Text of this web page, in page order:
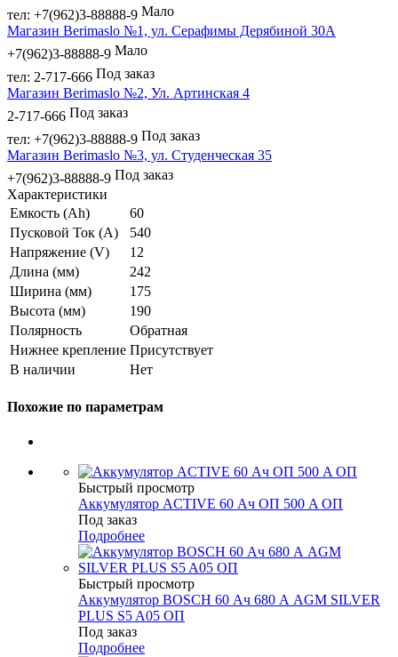
тел: +7(962)3-88888-9 Мало
Магазин Berimaslo №1, ул. Серафимы Дерябиной 30А
+7(962)3-88888-9 Мало
тел: 2-717-666 Под заказ
Магазин Berimaslo №2, Ул. Артинская 4
2-717-666 Под заказ
тел: +7(962)3-88888-9 Под заказ
Магазин Berimaslo №3, ул. Студенческая 35
+7(962)3-88888-9 Под заказ
Характеристики
Емкость (Ah)
60
Пусковой Ток (A)
540
Напряжение (V)
12
Длина (мм)
242
Ширина (мм)
175
Высота (мм)
190
Полярность
Обратная
Нижнее крепление Присутствует
В наличии
Нет
Похожие по параметрам
Быстрый просмотр
Аккумулятор ACTIVE 60 Ач ОП 500 A ОП
Под заказ
Подробнее
Быстрый просмотр
Аккумулятор BOSCH 60 Ач 680 А AGM SILVER
PLUS S5 A05 ОП
Под заказ
Подробнее